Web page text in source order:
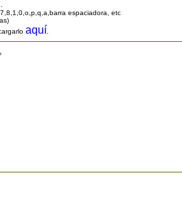
espaciadora, etc
aquí